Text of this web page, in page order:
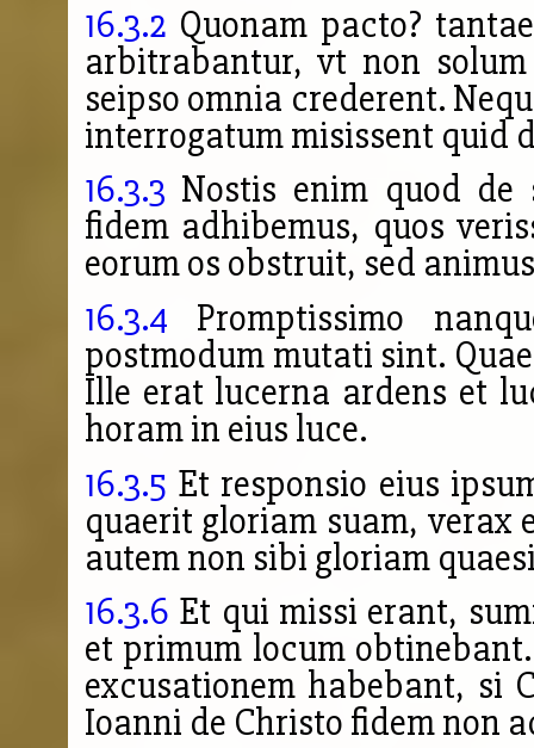
16.3.2 Quonam pacto?
arbitrabantur, vt non
seipso omnia crederent.
interrogatum misissent quid
16.3.3 Nostis enim quod
fidem adhibemus, quos
eorum os obstruit, sed
16.3.4 Promptissimo
postmodum mutati sint.
Ille erat lucerna ardens et
horam in eius luce.
16.3.5 Et responsio eius
quaerit gloriam suam, verax
autem non sibi gloriam
16.3.6 Et qui missi erant,
et primum locum
excusationem habebant, si
Ioanni de Christo fidem non